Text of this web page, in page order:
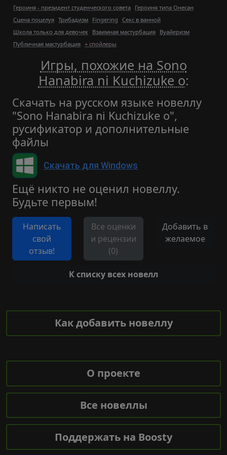
Героиня - президент студенческого совета Героиня типа Онесан
Сцена поцелуя Трибадизм Fingering Секс в ванной
Школа только для девочек Взаимная мастурбация Вуайеризм
Публичная мастурбация + спойлеры
Игры, похожие на Sono
Hanabira ni Kuchizuke o:
Скачать на русском языке новеллу
"Sono Hanabira ni Kuchizuke o",
русификатор и дополнительные
файлы
Скачать для Windows
Ещё никто не оценил новеллу.
Будьте первым!
Написать
свой
отзыв!
Все оценки
и рецензии
(0)
Добавить в
желаемое
К списку всех новелл
Как добавить новеллу
О проекте
Все новеллы
Поддержать на Boosty